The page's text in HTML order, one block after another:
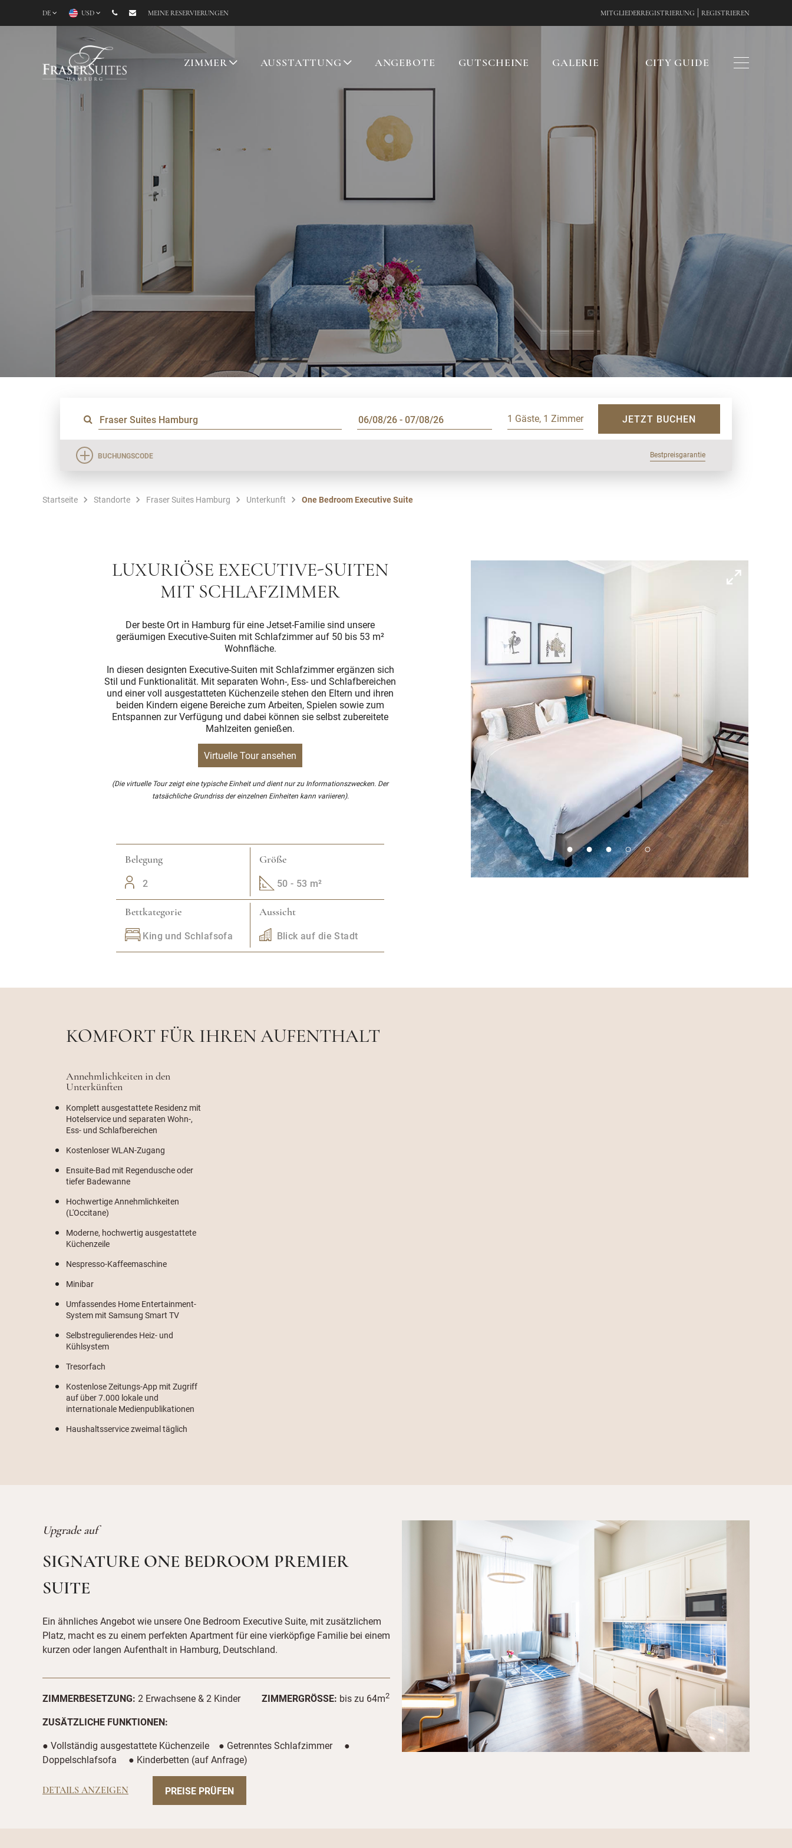
DE USD MEINE RESERVIERUNGEN MITGLIEDERREGISTRIERUNG REGISTRIEREN
ZIMMER AUSSTATTUNG ANGEBOTE GUTSCHEINE GALERIE CITY GUIDE
1 Gäste, 1 Zimmer JETZT BUCHEN
BUCHUNGSCODE Bestpreisgarantie
Startseite Standorte Fraser Suites Hamburg Unterkunft One Bedroom Executive Suite
LUXURIÖSE EXECUTIVE-SUITEN
MIT SCHLAFZIMMER
Der beste Ort in Hamburg für eine Jetset-Familie sind unsere
geräumigen Executive-Suiten mit Schlafzimmer auf 50 bis 53 m²
Wohnfläche.
In diesen designten Executive-Suiten mit Schlafzimmer ergänzen sich
Stil und Funktionalität. Mit separaten Wohn-, Ess- und Schlafbereichen
und einer voll ausgestatteten Küchenzeile stehen den Eltern und ihren
beiden Kindern eigene Bereiche zum Arbeiten, Spielen sowie zum
Entspannen zur Verfügung und dabei können sie selbst zubereitete
Mahlzeiten genießen.
Virtuelle Tour ansehen
(Die virtuelle Tour zeigt eine typische Einheit und dient nur zu Informationszwecken. Der
tatsächliche Grundriss der einzelnen Einheiten kann variieren).
Belegung
2
Größe
50 - 53 m²
Bettkategorie
King und Schlafsofa
Aussicht
Blick auf die Stadt
KOMFORT FÜR IHREN AUFENTHALT
Annehmlichkeiten in den
Unterkünften
Komplett ausgestattete Residenz mit
Hotelservice und separaten Wohn-,
Ess- und Schlafbereichen
Kostenloser WLAN-Zugang
Ensuite-Bad mit Regendusche oder
tiefer Badewanne
Hochwertige Annehmlichkeiten
(L'Occitane)
Moderne, hochwertig ausgestattete
Küchenzeile
Nespresso-Kaffeemaschine
Minibar
Umfassendes Home Entertainment-
System mit Samsung Smart TV
Selbstregulierendes Heiz- und
Kühlsystem
Tresorfach
Kostenlose Zeitungs-App mit Zugriff
auf über 7.000 lokale und
internationale Medienpublikationen
Haushaltsservice zweimal täglich
Upgrade auf
SIGNATURE ONE BEDROOM PREMIER
SUITE
Ein ähnliches Angebot wie unsere One Bedroom Executive Suite, mit zusätzlichem
Platz, macht es zu einem perfekten Apartment für eine vierköpfige Familie bei einem
kurzen oder langen Aufenthalt in Hamburg, Deutschland.
ZIMMERBESETZUNG: 2 Erwachsene & 2 Kinder ZIMMERGRÖSSE: bis zu 64m2
ZUSÄTZLICHE FUNKTIONEN:
● Vollständig ausgestattete Küchenzeile ● Getrenntes Schlafzimmer ●
Doppelschlafsofa ● Kinderbetten (auf Anfrage)
DETAILS ANZEIGEN PREISE PRÜFEN